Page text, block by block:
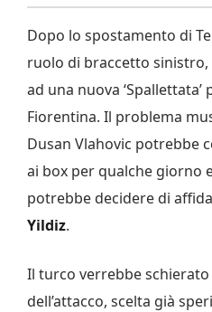
Dopo lo spostamento di
ruolo di braccetto sinistro,
ad una nuova
Fiorentina. Il problema
Dusan Vlahovic potrebbe
ai box per qualche giorno
potrebbe decidere di
Yildiz.
Il turco verrebbe
dell’attacco, scelta già